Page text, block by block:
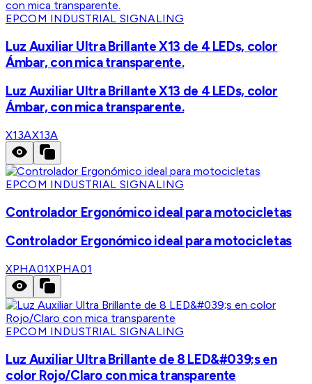
EPCOM INDUSTRIAL SIGNALING
Luz Auxiliar Ultra Brillante X13 de 4 LEDs, color
Ámbar, con mica transparente.
Luz Auxiliar Ultra Brillante X13 de 4 LEDs, color
Ámbar, con mica transparente.
X13AX13A
EPCOM INDUSTRIAL SIGNALING
Controlador Ergonómico ideal para motocicletas
Controlador Ergonómico ideal para motocicletas
XPHA01XPHA01
EPCOM INDUSTRIAL SIGNALING
Luz Auxiliar Ultra Brillante de 8 LED&#039;s en
color Rojo/Claro con mica transparente